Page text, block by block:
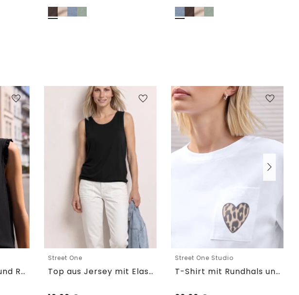
Top mit Rundhals und Rüschendetails
Street One
Top aus Jersey mit Elastiksaum
Street One Studio
T-Shirt mit Rundhals und Brusttasche